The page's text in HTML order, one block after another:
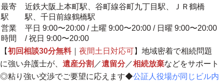
最寄
駅
近鉄大阪上本町駅、谷町線谷町九丁目駅、ＪＲ鶴橋
駅、千日前線鶴橋駅
営業
時間
平日 9:00〜20:00 / 土曜 9:00〜20:00 / 日曜 9:00〜20:00
/ 祝日 9:00〜20:00
【初回相談30分無料｜ 夜間土日対応可】 地域密着で相続問題
に強い弁護士が、 遺産分割 ／遺留分／相続放棄などをサポート
◎粘り強い交渉でご要望に応えます◆公証人役場が同じビル内